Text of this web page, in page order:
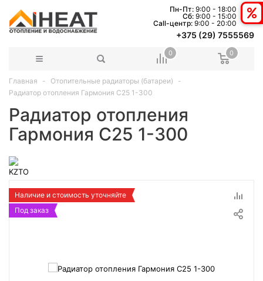
Пн-Пт: 9:00 - 18:00
Сб: 9:00 - 15:00
Сall-центр: 9:00 - 20:00
+375 (29) 7555569
0 0
Главная
Отопительные радиаторы (батареи)
Радиатор отопления Гармония С25 1-300
Радиатор отопления
Гармония С25 1-300
Наличие и стоимость уточняйте
Под заказ